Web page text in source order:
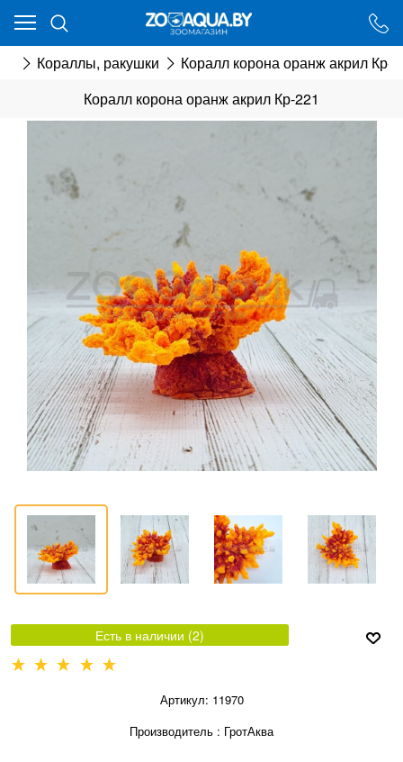
Кораллы, ракушки
Коралл корона оранж акрил Кр-
Коралл корона оранж акрил Кр-221
Есть в наличии (2)
Артикул: 11970
Производитель : ГротАква
Ваш город - Минск,
ДА НЕТ